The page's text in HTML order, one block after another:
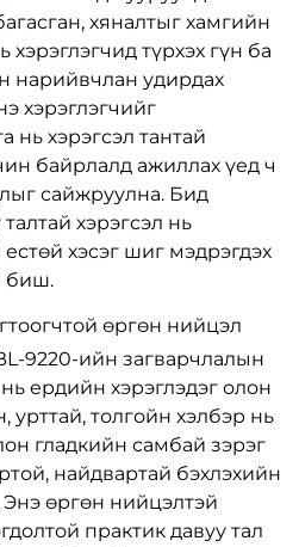
хяналтыг хамгийн
хэрэглэгчид түрхэх гүн ба
нарийвчлан удирдах
хэрэглэгчийг
нь хэрэгсэл тантай
байрлалд ажиллах үед ч
сайжруулна. Бид
хэрэгсэл нь
хэсэг шиг мэдрэгдэх
биш.
өргөн нийцэл
9220-ийн загварчлалын
ердийн хэрэглэдэг олон
урттай, толгойн хэлбэр нь
гладкийн самбай зэрэг
найдвартай бэхлэхийн
өргөн нийцэлтэй
практик давуу тал